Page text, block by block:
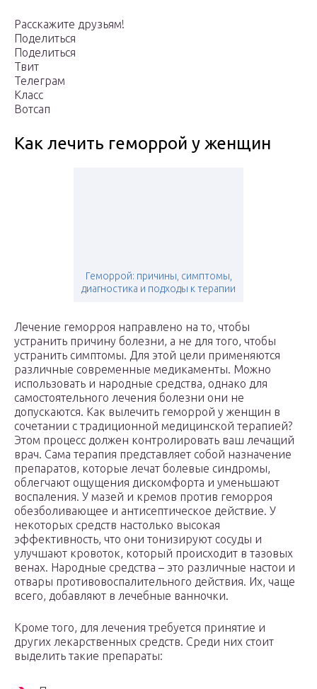
Расскажите друзьям!
Поделиться
Поделиться
Твит
Телеграм
Класс
Вотсап
Как лечить геморрой у женщин
Геморрой: причины, симптомы,
диагностика и подходы к терапии
Лечение геморроя направлено на то, чтобы
устранить причину болезни, а не для того, чтобы
устранить симптомы. Для этой цели применяются
различные современные медикаменты. Можно
использовать и народные средства, однако для
самостоятельного лечения болезни они не
допускаются. Как вылечить геморрой у женщин в
сочетании с традиционной медицинской терапией?
Этом процесс должен контролировать ваш лечащий
врач. Сама терапия представляет собой назначение
препаратов, которые лечат болевые синдромы,
облегчают ощущения дискомфорта и уменьшают
воспаления. У мазей и кремов против геморроя
обезболивающее и антисептическое действие. У
некоторых средств настолько высокая
эффективность, что они тонизируют сосуды и
улучшают кровоток, который происходит в тазовых
венах. Народные средства – это различные настои и
отвары противовоспалительного действия. Их, чаще
всего, добавляют в лечебные ванночки.
Кроме того, для лечения требуется принятие и
других лекарственных средств. Среди них стоит
выделить такие препараты: